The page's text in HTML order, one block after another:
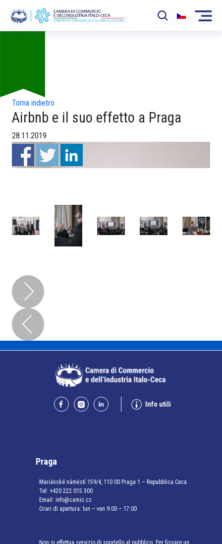
Eventi
Sviluppo Mercato
Soci
Partner
Area riservata
Torna indietro
Airbnb e il suo effetto a Praga
28.11.2019
Info utili
Praga
Mariánské náměstí 159/4, 110 00 Praga 1 – Repubblica Ceca
Tel: +420 222 015 300
Email: info@camic.cz
Orari di apertura: lun – ven 9:00 – 17:00
Non si effettua servizio di sportello al pubblico. Per fissare un